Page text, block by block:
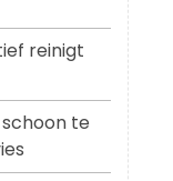
reinigt
te